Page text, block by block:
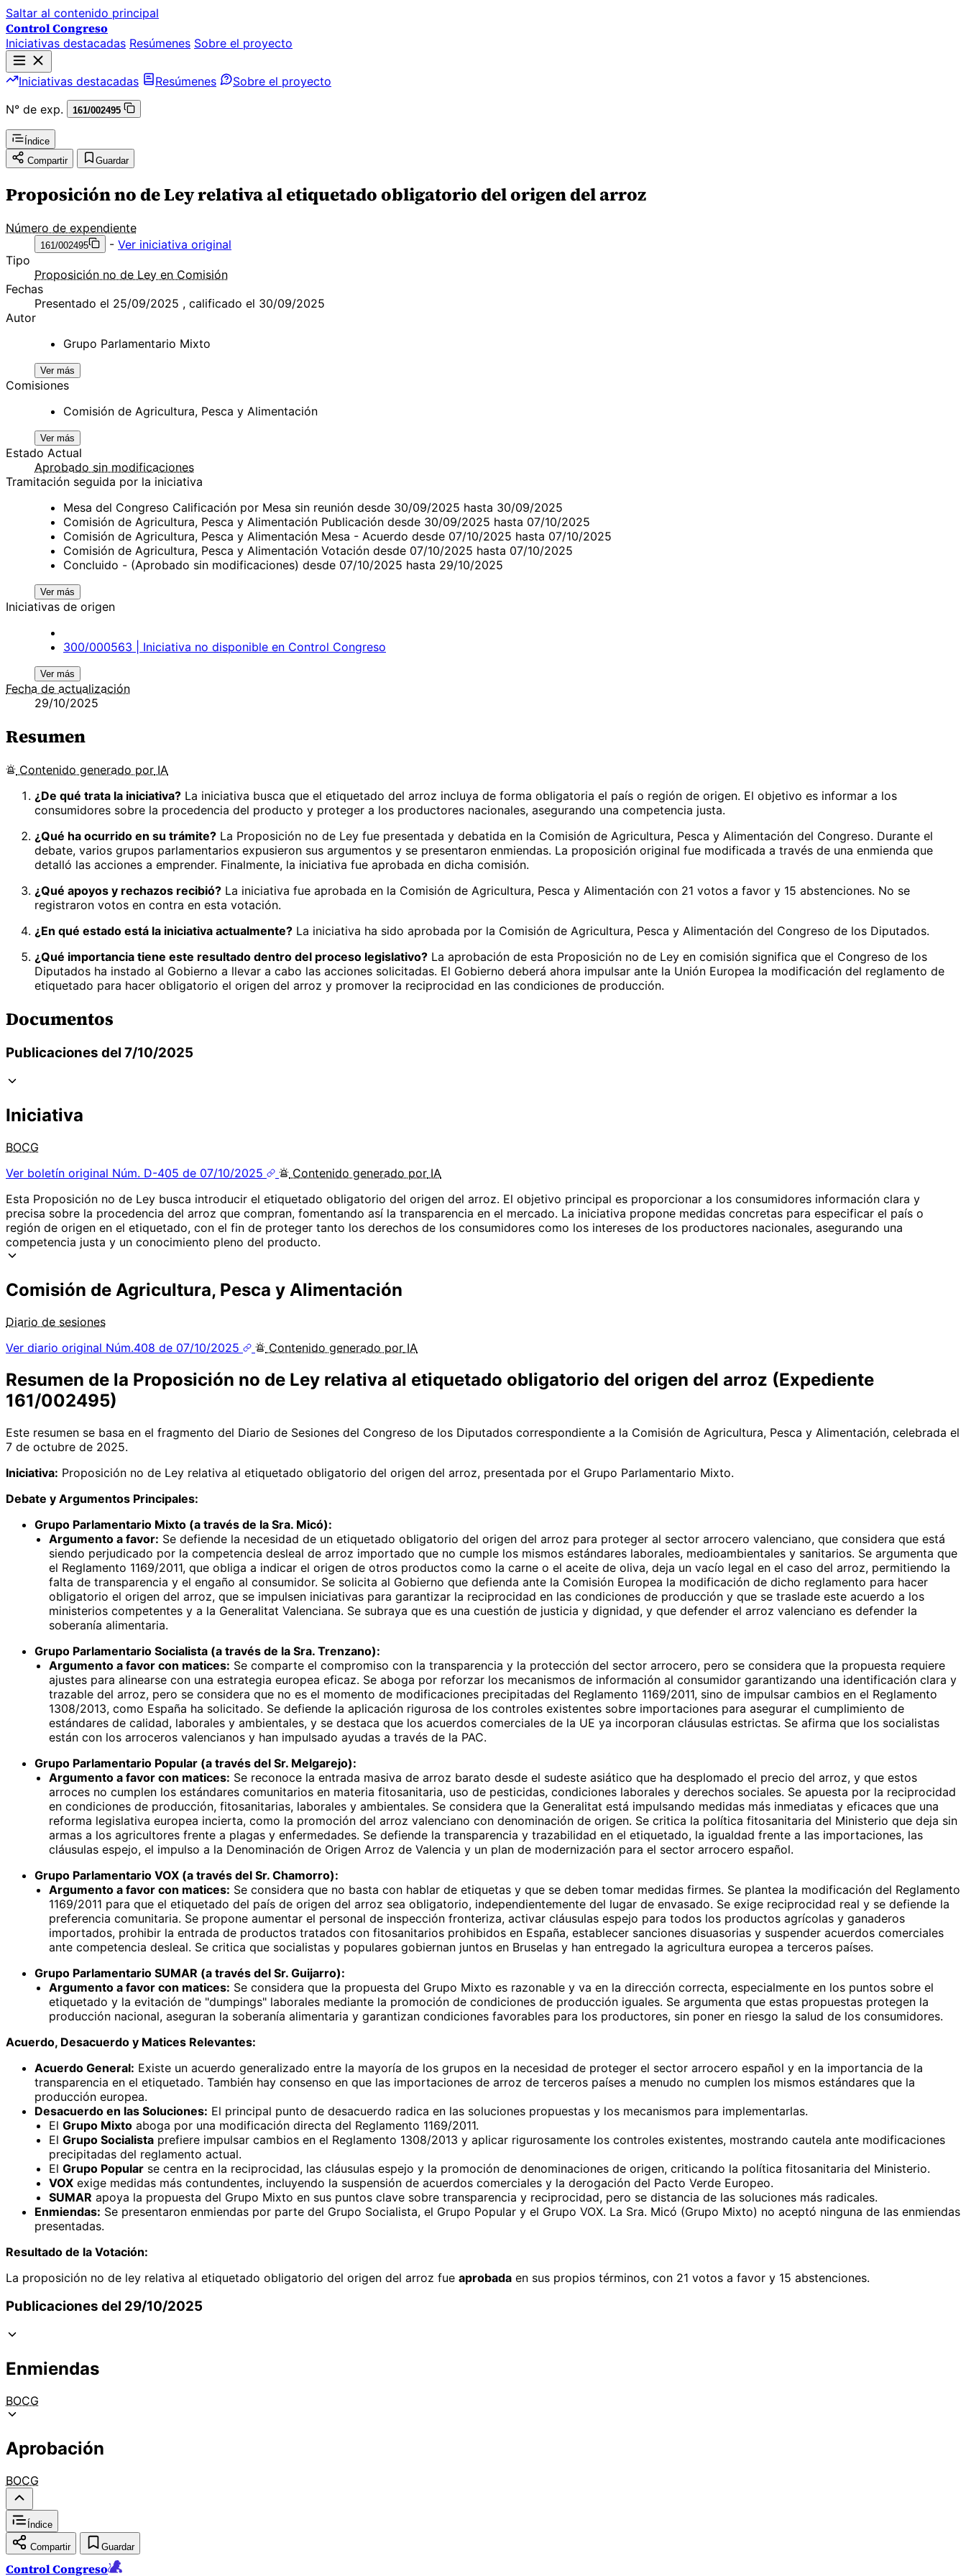
Saltar al contenido principal
Control Congreso
Iniciativas destacadas Resúmenes Sobre el proyecto
Iniciativas destacadas Resúmenes
Sobre el proyecto
N° de exp.
161/002495
Índice
Compartir
Guardar
Proposición no de Ley relativa al etiquetado obligatorio del origen del arroz
Número de expendiente
161/002495 - Ver iniciativa original
Tipo
Proposición no de Ley en Comisión
Fechas
Presentado el 25/09/2025 , calificado el 30/09/2025
Autor
Grupo Parlamentario Mixto
Ver más
Comisiones
Comisión de Agricultura, Pesca y Alimentación
Ver más
Estado Actual
Aprobado sin modificaciones
Tramitación seguida por la iniciativa
Mesa del Congreso Calificación por Mesa sin reunión desde 30/09/2025 hasta 30/09/2025
Comisión de Agricultura, Pesca y Alimentación Publicación desde 30/09/2025 hasta 07/10/2025
Comisión de Agricultura, Pesca y Alimentación Mesa - Acuerdo desde 07/10/2025 hasta 07/10/2025
Comisión de Agricultura, Pesca y Alimentación Votación desde 07/10/2025 hasta 07/10/2025
Concluido - (Aprobado sin modificaciones) desde 07/10/2025 hasta 29/10/2025
Ver más
Iniciativas de origen
300/000563 | Iniciativa no disponible en Control Congreso
Ver más
Fecha de actualización
29/10/2025
Resumen
Contenido generado por IA
¿De qué trata la iniciativa? La iniciativa busca que el etiquetado del arroz incluya de forma obligatoria el país o región de origen. El objetivo es informar a los
consumidores sobre la procedencia del producto y proteger a los productores nacionales, asegurando una competencia justa.
¿Qué ha ocurrido en su trámite? La Proposición no de Ley fue presentada y debatida en la Comisión de Agricultura, Pesca y Alimentación del Congreso. Durante el
debate, varios grupos parlamentarios expusieron sus argumentos y se presentaron enmiendas. La proposición original fue modificada a través de una enmienda que
detalló las acciones a emprender. Finalmente, la iniciativa fue aprobada en dicha comisión.
¿Qué apoyos y rechazos recibió? La iniciativa fue aprobada en la Comisión de Agricultura, Pesca y Alimentación con 21 votos a favor y 15 abstenciones. No se
registraron votos en contra en esta votación.
¿En qué estado está la iniciativa actualmente? La iniciativa ha sido aprobada por la Comisión de Agricultura, Pesca y Alimentación del Congreso de los Diputados.
¿Qué importancia tiene este resultado dentro del proceso legislativo? La aprobación de esta Proposición no de Ley en comisión significa que el Congreso de los
Diputados ha instado al Gobierno a llevar a cabo las acciones solicitadas. El Gobierno deberá ahora impulsar ante la Unión Europea la modificación del reglamento de
etiquetado para hacer obligatorio el origen del arroz y promover la reciprocidad en las condiciones de producción.
Documentos
Publicaciones del 7/10/2025
Iniciativa
BOCG
Ver boletín original Núm. D-405 de 07/10/2025 Contenido generado por IA
Esta Proposición no de Ley busca introducir el etiquetado obligatorio del origen del arroz. El objetivo principal es proporcionar a los consumidores información clara y
precisa sobre la procedencia del arroz que compran, fomentando así la transparencia en el mercado. La iniciativa propone medidas concretas para especificar el país o
región de origen en el etiquetado, con el fin de proteger tanto los derechos de los consumidores como los intereses de los productores nacionales, asegurando una
competencia justa y un conocimiento pleno del producto.
Comisión de Agricultura, Pesca y Alimentación
Diario de sesiones
Ver diario original Núm.408 de 07/10/2025 Contenido generado por IA
Resumen de la Proposición no de Ley relativa al etiquetado obligatorio del origen del arroz (Expediente
161/002495)
Este resumen se basa en el fragmento del Diario de Sesiones del Congreso de los Diputados correspondiente a la Comisión de Agricultura, Pesca y Alimentación, celebrada el
7 de octubre de 2025.
Iniciativa: Proposición no de Ley relativa al etiquetado obligatorio del origen del arroz, presentada por el Grupo Parlamentario Mixto.
Debate y Argumentos Principales:
Grupo Parlamentario Mixto (a través de la Sra. Micó):
Argumento a favor: Se defiende la necesidad de un etiquetado obligatorio del origen del arroz para proteger al sector arrocero valenciano, que considera que está
siendo perjudicado por la competencia desleal de arroz importado que no cumple los mismos estándares laborales, medioambientales y sanitarios. Se argumenta que
el Reglamento 1169/2011, que obliga a indicar el origen de otros productos como la carne o el aceite de oliva, deja un vacío legal en el caso del arroz, permitiendo la
falta de transparencia y el engaño al consumidor. Se solicita al Gobierno que defienda ante la Comisión Europea la modificación de dicho reglamento para hacer
obligatorio el origen del arroz, que se impulsen iniciativas para garantizar la reciprocidad en las condiciones de producción y que se traslade este acuerdo a los
ministerios competentes y a la Generalitat Valenciana. Se subraya que es una cuestión de justicia y dignidad, y que defender el arroz valenciano es defender la
soberanía alimentaria.
Grupo Parlamentario Socialista (a través de la Sra. Trenzano):
Argumento a favor con matices: Se comparte el compromiso con la transparencia y la protección del sector arrocero, pero se considera que la propuesta requiere
ajustes para alinearse con una estrategia europea eficaz. Se aboga por reforzar los mecanismos de información al consumidor garantizando una identificación clara y
trazable del arroz, pero se considera que no es el momento de modificaciones precipitadas del Reglamento 1169/2011, sino de impulsar cambios en el Reglamento
1308/2013, como España ha solicitado. Se defiende la aplicación rigurosa de los controles existentes sobre importaciones para asegurar el cumplimiento de
estándares de calidad, laborales y ambientales, y se destaca que los acuerdos comerciales de la UE ya incorporan cláusulas estrictas. Se afirma que los socialistas
están con los arroceros valencianos y han impulsado ayudas a través de la PAC.
Grupo Parlamentario Popular (a través del Sr. Melgarejo):
Argumento a favor con matices: Se reconoce la entrada masiva de arroz barato desde el sudeste asiático que ha desplomado el precio del arroz, y que estos
arroces no cumplen los estándares comunitarios en materia fitosanitaria, uso de pesticidas, condiciones laborales y derechos sociales. Se apuesta por la reciprocidad
en condiciones de producción, fitosanitarias, laborales y ambientales. Se considera que la Generalitat está impulsando medidas más inmediatas y eficaces que una
reforma legislativa europea incierta, como la promoción del arroz valenciano con denominación de origen. Se critica la política fitosanitaria del Ministerio que deja sin
armas a los agricultores frente a plagas y enfermedades. Se defiende la transparencia y trazabilidad en el etiquetado, la igualdad frente a las importaciones, las
cláusulas espejo, el impulso a la Denominación de Origen Arroz de Valencia y un plan de modernización para el sector arrocero español.
Grupo Parlamentario VOX (a través del Sr. Chamorro):
Argumento a favor con matices: Se considera que no basta con hablar de etiquetas y que se deben tomar medidas firmes. Se plantea la modificación del Reglamento
1169/2011 para que el etiquetado del país de origen del arroz sea obligatorio, independientemente del lugar de envasado. Se exige reciprocidad real y se defiende la
preferencia comunitaria. Se propone aumentar el personal de inspección fronteriza, activar cláusulas espejo para todos los productos agrícolas y ganaderos
importados, prohibir la entrada de productos tratados con fitosanitarios prohibidos en España, establecer sanciones disuasorias y suspender acuerdos comerciales
ante competencia desleal. Se critica que socialistas y populares gobiernan juntos en Bruselas y han entregado la agricultura europea a terceros países.
Grupo Parlamentario SUMAR (a través del Sr. Guijarro):
Argumento a favor con matices: Se considera que la propuesta del Grupo Mixto es razonable y va en la dirección correcta, especialmente en los puntos sobre el
etiquetado y la evitación de "dumpings" laborales mediante la promoción de condiciones de producción iguales. Se argumenta que estas propuestas protegen la
producción nacional, aseguran la soberanía alimentaria y garantizan condiciones favorables para los productores, sin poner en riesgo la salud de los consumidores.
Acuerdo, Desacuerdo y Matices Relevantes:
Acuerdo General: Existe un acuerdo generalizado entre la mayoría de los grupos en la necesidad de proteger el sector arrocero español y en la importancia de la
transparencia en el etiquetado. También hay consenso en que las importaciones de arroz de terceros países a menudo no cumplen los mismos estándares que la
producción europea.
Desacuerdo en las Soluciones: El principal punto de desacuerdo radica en las soluciones propuestas y los mecanismos para implementarlas.
El Grupo Mixto aboga por una modificación directa del Reglamento 1169/2011.
El Grupo Socialista prefiere impulsar cambios en el Reglamento 1308/2013 y aplicar rigurosamente los controles existentes, mostrando cautela ante modificaciones
precipitadas del reglamento actual.
El Grupo Popular se centra en la reciprocidad, las cláusulas espejo y la promoción de denominaciones de origen, criticando la política fitosanitaria del Ministerio.
VOX exige medidas más contundentes, incluyendo la suspensión de acuerdos comerciales y la derogación del Pacto Verde Europeo.
SUMAR apoya la propuesta del Grupo Mixto en sus puntos clave sobre transparencia y reciprocidad, pero se distancia de las soluciones más radicales.
Enmiendas: Se presentaron enmiendas por parte del Grupo Socialista, el Grupo Popular y el Grupo VOX. La Sra. Micó (Grupo Mixto) no aceptó ninguna de las enmiendas
presentadas.
Resultado de la Votación:
La proposición no de ley relativa al etiquetado obligatorio del origen del arroz fue aprobada en sus propios términos, con 21 votos a favor y 15 abstenciones.
Publicaciones del 29/10/2025
Enmiendas
BOCG
Aprobación
BOCG
Índice
Compartir Guardar
Control Congreso